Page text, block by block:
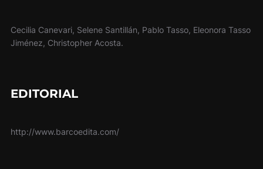
Cecilia Canevari, Selene Santillán, Pablo Tasso, Eleonora Tasso
Jiménez, Christopher Acosta.
EDITORIAL
http://www.barcoedita.com/